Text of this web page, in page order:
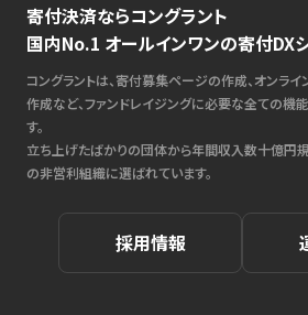
寄付決済ならコングラント
国内No.1 オールインワンの寄付DX
コングラントは、寄付募集ページの作成、オンラ
作成など、ファンドレイジングに必要な全ての機
す。
立ち上げたばかりの団体から年間収入数十億円
の非営利組織に選ばれています。
採用情報